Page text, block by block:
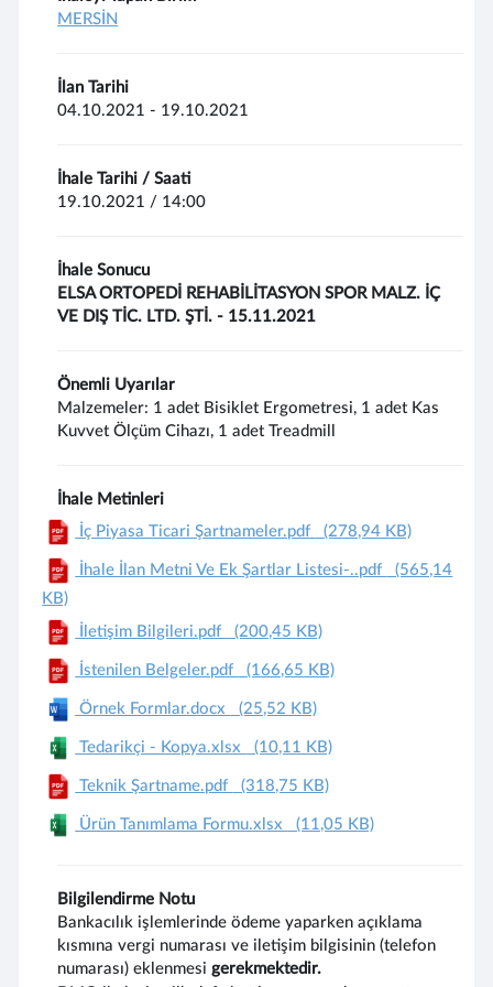
MERSİN
İlan Tarihi
04.10.2021 - 19.10.2021
İhale Tarihi / Saati
19.10.2021 / 14:00
İhale Sonucu
ELSA ORTOPEDİ REHABİLİTASYON SPOR MALZ. İÇ
VE DIŞ TİC. LTD. ŞTİ. - 15.11.2021
Önemli Uyarılar
Malzemeler: 1 adet Bisiklet Ergometresi, 1 adet Kas
Kuvvet Ölçüm Cihazı, 1 adet Treadmill
İhale Metinleri
İç Piyasa Ticari Şartnameler.pdf
(278,94 KB)
İhale İlan Metni Ve Ek Şartlar Listesi-..pdf
(565,14
KB)
İletişim Bilgileri.pdf
(200,45 KB)
İstenilen Belgeler.pdf (166,65 KB)
Örnek Formlar.docx (25,52 KB)
Tedarikçi - Kopya.xlsx (10,11 KB)
Teknik Şartname.pdf (318,75 KB)
Ürün Tanımlama Formu.xlsx (11,05 KB)
Bilgilendirme Notu
Bankacılık işlemlerinde ödeme yaparken açıklama
kısmına vergi numarası ve iletişim bilgisinin (telefon
numarası) eklenmesigerekmektedir.